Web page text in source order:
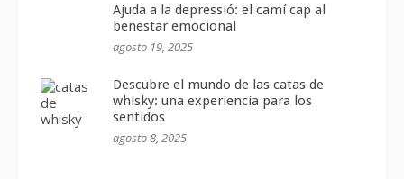
Ajuda a la depressió: el camí cap al
benestar emocional
agosto 19, 2025
Descubre el mundo de las catas de
whisky: una experiencia para los
sentidos
agosto 8, 2025